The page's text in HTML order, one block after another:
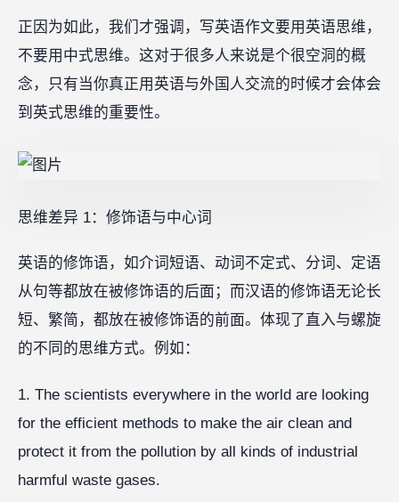
正因为如此，我们才强调，写英语作文要用英语思维，
不要用中式思维。这对于很多人来说是个很空洞的概
念，只有当你真正用英语与外国人交流的时候才会体会
到英式思维的重要性。
思维差异 1：修饰语与中心词
英语的修饰语，如介词短语、动词不定式、分词、定语
从句等都放在被修饰语的后面；而汉语的修饰语无论长
短、繁简，都放在被修饰语的前面。体现了直入与螺旋
的不同的思维方式。例如：
1. The scientists everywhere in the world are looking
for the efficient methods to make the air clean and
protect it from the pollution by all kinds of industrial
harmful waste gases.